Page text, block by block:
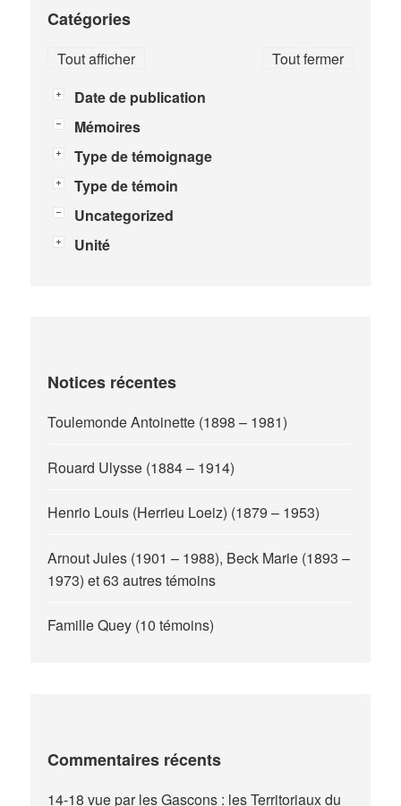
Catégories
Tout fermer
Tout afficher
Date de publication
Mémoires
Type de témoignage
Type de témoin
Uncategorized
Unité
Notices récentes
Toulemonde Antoinette (1898 – 1981)
Rouard Ulysse (1884 – 1914)
Henrio Louis (Herrieu Loeiz) (1879 – 1953)
Arnout Jules (1901 – 1988), Beck Marie (1893 –
1973) et 63 autres témoins
Famille Quey (10 témoins)
Commentaires récents
14-18 vue par les Gascons : les Territoriaux du